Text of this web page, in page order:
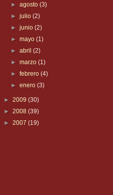
►agosto(3)
►julio(2)
►junio(2)
►mayo(1)
►abril(2)
►marzo(1)
►febrero(4)
►enero(3)
► 2009 (30)
► 2008 (39)
► 2007 (19)